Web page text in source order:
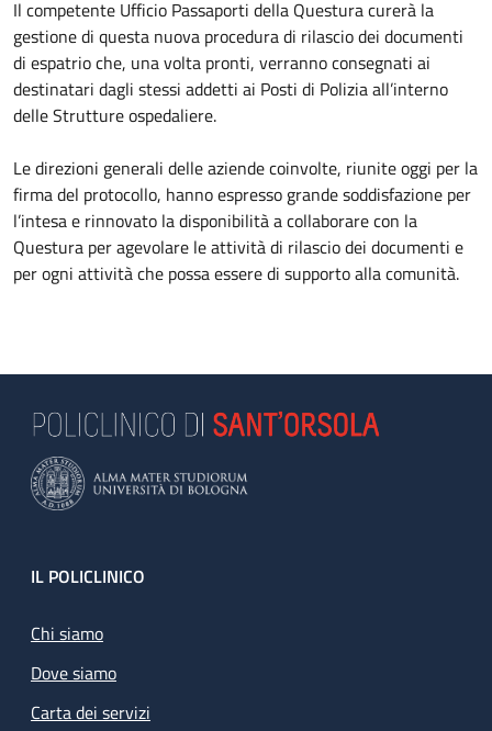
Il competente Ufficio Passaporti della Questura curerà la
gestione di questa nuova procedura di rilascio dei documenti
di espatrio che, una volta pronti, verranno consegnati ai
destinatari dagli stessi addetti ai Posti di Polizia all’interno
delle Strutture ospedaliere.
Le direzioni generali delle aziende coinvolte, riunite oggi per la
firma del protocollo, hanno espresso grande soddisfazione per
l’intesa e rinnovato la disponibilità a collaborare con la
Questura per agevolare le attività di rilascio dei documenti e
per ogni attività che possa essere di supporto alla comunità.
Footer
IL POLICLINICO
Chi siamo
Dove siamo
Carta dei servizi